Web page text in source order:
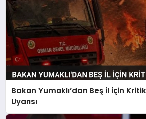
Bakan Yumaklı’dan Beş İl İçin
Uyarısı